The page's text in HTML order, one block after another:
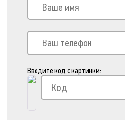
Введите код с картинки: